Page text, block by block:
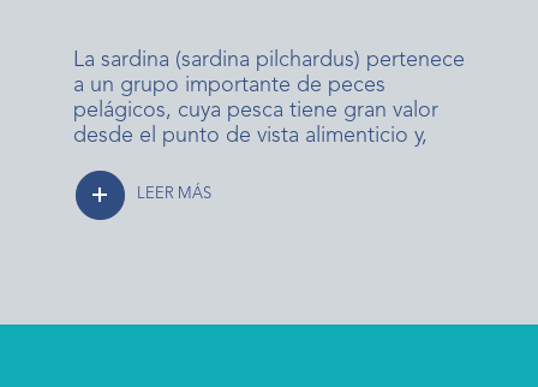
La sardina (sardina pilchardus) pertenece
a un grupo importante de peces
pelágicos, cuya pesca tiene gran valor
desde el punto de vista alimenticio y,
LEER MÁS